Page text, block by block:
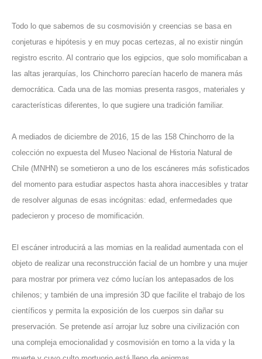
Todo lo que sabemos de su cosmovisión y creencias se basa en
conjeturas e hipótesis y en muy pocas certezas, al no existir ningún
registro escrito. Al contrario que los egipcios, que solo momificaban a
las altas jerarquías, los Chinchorro parecían hacerlo de manera más
democrática. Cada una de las momias presenta rasgos, materiales y
características diferentes, lo que sugiere una tradición familiar.
A mediados de diciembre de 2016, 15 de las 158 Chinchorro de la
colección no expuesta del Museo Nacional de Historia Natural de
Chile (MNHN) se sometieron a uno de los escáneres más sofisticados
del momento para estudiar aspectos hasta ahora inaccesibles y tratar
de resolver algunas de esas incógnitas: edad, enfermedades que
padecieron y proceso de momificación.
El escáner introducirá a las momias en la realidad aumentada con el
objeto de realizar una reconstrucción facial de un hombre y una mujer
para mostrar por primera vez cómo lucían los antepasados de los
chilenos; y también de una impresión 3D que facilite el trabajo de los
científicos y permita la exposición de los cuerpos sin dañar su
preservación. Se pretende así arrojar luz sobre una civilización con
una compleja emocionalidad y cosmovisión en torno a la vida y la